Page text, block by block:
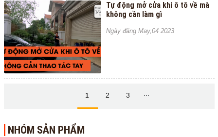
Tự động mở cửa khi ô tô về mà
không cần làm gì
Ngày đăng May,04 2023
1 2 3
NHÓM SẢN PHẨM